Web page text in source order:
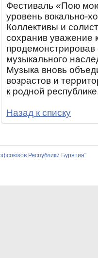
Фестиваль «Пою
уровень вокально-
Коллективы и
сохранив уважение
музыкального
Музыка вновь
возрастов и
к родной
Назад к списку
Республики Бурятия"